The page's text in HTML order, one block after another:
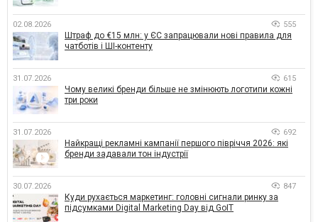
02.08.2026 555
Штраф до €15 млн: у ЄС запрацювали нові правила для
чатботів і ШІ-контенту
31.07.2026 615
Чому великі бренди більше не змінюють логотипи кожні
три роки
31.07.2026 692
Найкращі рекламні кампанії першого півріччя 2026: які
бренди задавали тон індустрії
30.07.2026 847
Куди рухається маркетинг: головні сигнали ринку за
підсумками Digital Marketing Day від GoIT